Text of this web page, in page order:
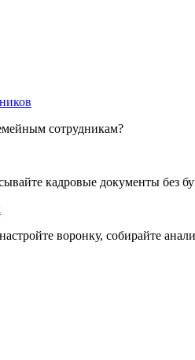
сотрудникам?
кадровые документы без
воронку, собирайте